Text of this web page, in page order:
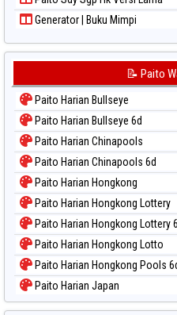
Generator | Buku Mimpi
📝 Paito
Paito Harian Bullseye
Paito Harian Bullseye 6d
Paito Harian Chinapools
Paito Harian Chinapools 6d
Paito Harian Hongkong
Paito Harian Hongkong Lottery
Paito Harian Hongkong Lottery
Paito Harian Hongkong Lotto
Paito Harian Hongkong Pools
Paito Harian Japan
Paito Harian Japan 6d